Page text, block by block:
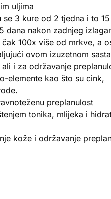
uljima
3 kure od 2 tjedna i to 15
dana nakon zadnjeg
100x više od mrkve, a
ovom izuzetnom
i za održavanje
elemente kao što su cink,
preplanulost
tonika, mlijeka i
kože i održavanje